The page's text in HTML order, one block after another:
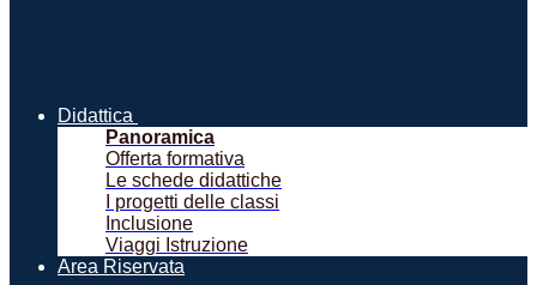
Didattica
Panoramica
Offerta formativa
Le schede didattiche
I progetti delle classi
Inclusione
Viaggi Istruzione
Area Riservata